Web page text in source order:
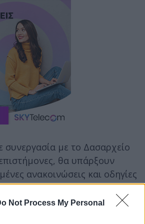
Not Process My Personal
συνεργασία με το Δασαρχείο
θα υπάρξουν
ανακοινώσεις και οδηγίες
ότι η Γενική Γραμματεία